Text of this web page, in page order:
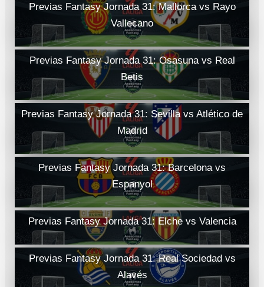
Previas Fantasy Jornada 31: Mallorca vs Rayo
Vallecano
Previas Fantasy Jornada 31: Osasuna vs Real
Betis
Previas Fantasy Jornada 31: Sevilla vs Atlético de
Madrid
Previas Fantasy Jornada 31: Barcelona vs
Espanyol
Previas Fantasy Jornada 31: Elche vs Valencia
Previas Fantasy Jornada 31: Real Sociedad vs
Alavés